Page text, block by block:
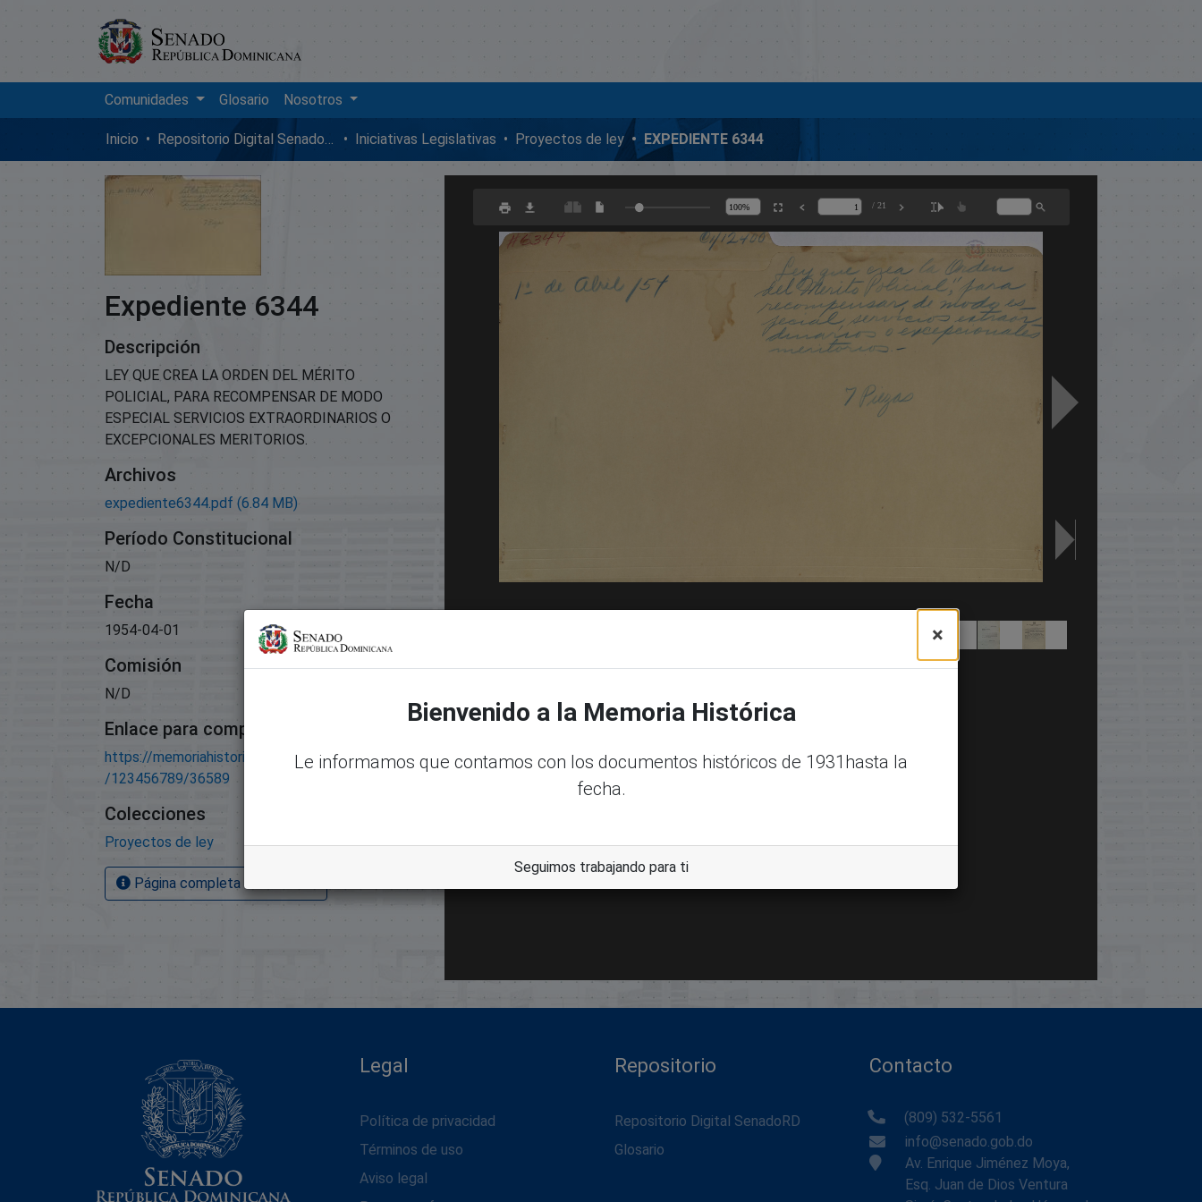
Comunidades Glosario Nosotros
Inicio Repositorio Digital SenadoRD Iniciativas Legislativas Proyectos de ley EXPEDIENTE 6344
Expediente 6344
Descripción
LEY QUE CREA LA ORDEN DEL MÉRITO
POLICIAL, PARA RECOMPENSAR DE MODO
ESPECIAL SERVICIOS EXTRAORDINARIOS O
EXCEPCIONALES MERITORIOS.
Archivos
expediente6344.pdf (6.84 MB)
Período Constitucional
N/D
Fecha
1954-04-01
Comisión
N/D
Enlace para compartir este artículo
https://memoriahistorica.senadord.gob.do/handle
/123456789/36589
Colecciones
Proyectos de ley
Página completa del artículo
Legal
Política de privacidad
Términos de uso
Aviso legal
Repositorio
Repositorio Digital SenadoRD
Glosario
Contacto
(809) 532-5561
info@senado.gob.do
Av. Enrique Jiménez Moya,
Esq. Juan de Dios Ventura
×
Bienvenido a la Memoria Histórica
Le informamos que contamos con los documentos históricos de 1931hasta la
fecha.
Seguimos trabajando para ti